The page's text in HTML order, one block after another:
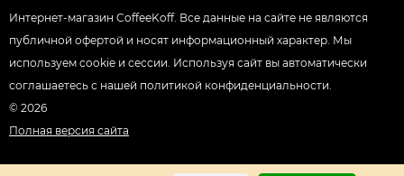
Интернет-магазин CoffeeKoff. Все данные на сайте не являются
публичной офертой и носят информационный характер. Мы
используем cookie и сессии. Используя сайт вы автоматически
соглашаетесь с нашей политикой конфиденциальности.
© 2026
Полная версия сайта